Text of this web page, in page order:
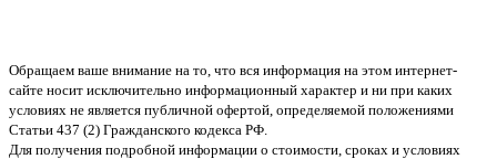
Обращаем ваше внимание на то, что вся информация на этом интернет-
сайте носит исключительно информационный характер и ни при каких
условиях не является публичной офертой, определяемой положениями
Статьи 437 (2) Гражданского кодекса РФ.
Для получения подробной информации о стоимости, сроках и условиях